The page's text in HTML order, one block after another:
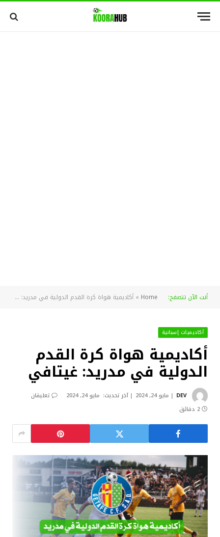
أنت الآن تتصفح: Home
» أكاديمية هواة كرة القدم الدولية في مدريد: غيتافي
أكاديميات إسبانية
أكاديمية هواة كرة القدم
الدولية في مدريد: غيتافي
DEV مايو 24, 2024 آخر تحديث: مايو 24, 2024
تعليقان
2 دقائق